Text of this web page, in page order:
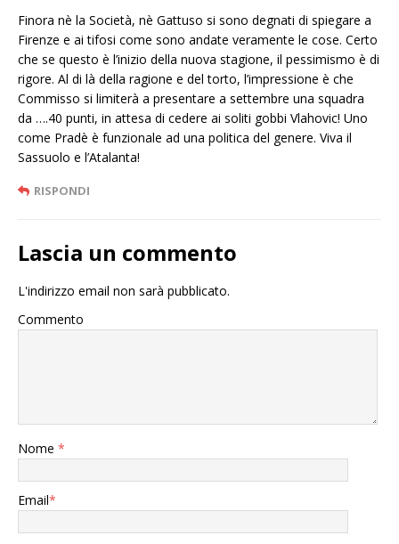
Finora nè la Società, nè Gattuso si sono degnati di spiegare a
Firenze e ai tifosi come sono andate veramente le cose. Certo
che se questo è l’inizio della nuova stagione, il pessimismo è di
rigore. Al di là della ragione e del torto, l’impressione è che
Commisso si limiterà a presentare a settembre una squadra
da ….40 punti, in attesa di cedere ai soliti gobbi Vlahovic! Uno
come Pradè è funzionale ad una politica del genere. Viva il
Sassuolo e l’Atalanta!
RISPONDI
Lascia un commento
L'indirizzo email non sarà pubblicato.
Commento
Nome *
Email*